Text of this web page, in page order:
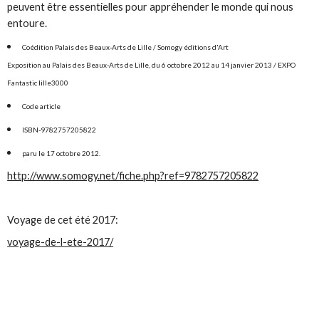
peuvent être essentielles pour appréhender le monde qui nous
entoure.
Coédition Palais des Beaux-Arts de Lille / Somogy éditions d'Art
Exposition au Palais des Beaux-Arts de Lille, du 6 octobre 2012 au 14 janvier 2013 / EXPO
Fantastic lille3000
Code article
ISBN-9782757205822
paru le 17 octobre 2012.
http://www.somogy.net/fiche.php?ref=9782757205822
Voyage de cet été 2017:
voyage-de-l-ete-2017/